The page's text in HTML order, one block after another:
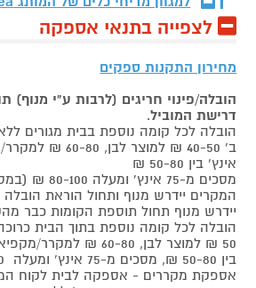
לצפייה בתנאי אספקה
מחירון התקנות ספקים
הובלה/פינוי חריגים (לרבות ע"י מנוף)
דרישת המוביל.
הובלה לכל קומה נוספת בבית מגורים
אינץ' בין 50-80 ₪
מסכים מ-75 אינץ'
המקרים יידרש מנוף ותחול הוראת
יידרש מנוף תחול תוספת הקומות כבר
בין 50-80 ₪, מסכים מ-75 אינץ' ומעלה 80-100 ₪.
אספקת מקררים - אספקה לבית לקוח